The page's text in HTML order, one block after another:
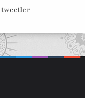
tweetler